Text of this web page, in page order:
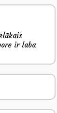
ir laba